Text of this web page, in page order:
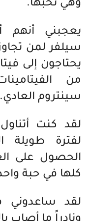
وهي تحبها.
يعجبني أنهم
سيلفر لمن
يحتاجون إلى
من
سينتروم العادي.
لقد كنت
لفترة طويلة
الحصول على
كلها في حبة
لقد ساعدوني